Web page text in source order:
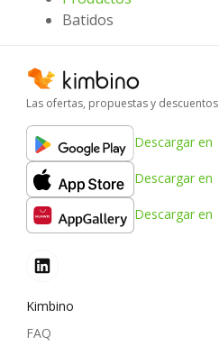
Batidos
Las ofertas, propuestas y descuentos
Descargar en
Descargar en
Descargar en
Kimbino
FAQ